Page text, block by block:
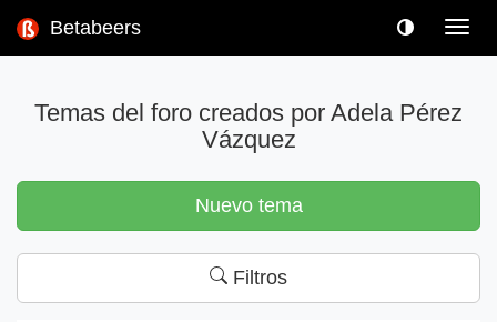
Betabeers
Temas del foro creados por Adela Pérez
Vázquez
Nuevo tema
Filtros